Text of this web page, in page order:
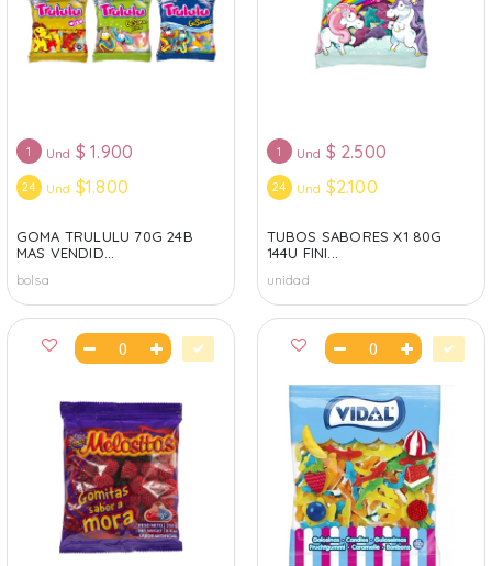
1 Und $ 1.900
24 Und $1.800
GOMA TRULULU 70G 24B
MAS VENDID...
bolsa
1 Und $ 2.500
24 Und $2.100
TUBOS SABORES X1 80G
144U FINI...
unidad